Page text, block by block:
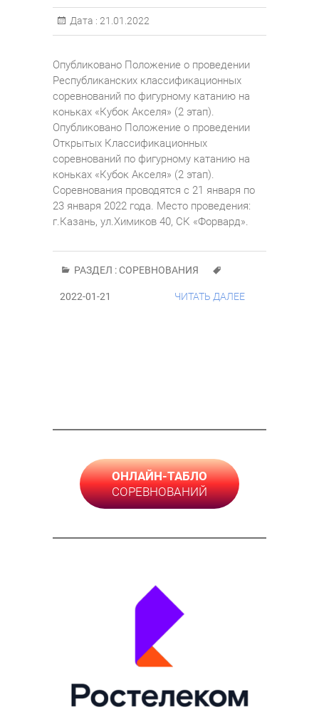
Дата : 21.01.2022
Опубликовано Положение о проведении
Республиканских классификационных
соревнований по фигурному катанию на
коньках «Кубок Акселя» (2 этап).
Опубликовано Положение о проведении
Открытых Классификационных
соревнований по фигурному катанию на
коньках «Кубок Акселя» (2 этап).
Соревнования проводятся с 21 января по
23 января 2022 года. Место проведения:
г.Казань, ул.Химиков 40, СК «Форвард».
РАЗДЕЛ :СОРЕВНОВАНИЯ
2022-01-21 ЧИТАТЬ ДАЛЕЕ
ОНЛАЙН-ТАБЛО
СОРЕВНОВАНИЙ